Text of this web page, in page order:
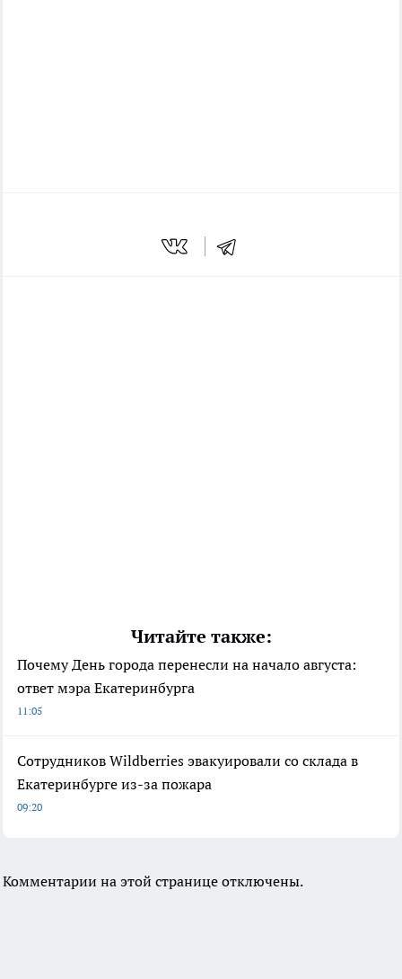
Читайте также:
Почему День города перенесли на начало августа:
ответ мэра Екатеринбурга
11:05
Сотрудников Wildberries эвакуировали со склада в
Екатеринбурге из-за пожара
09:20
Комментарии на этой странице отключены.